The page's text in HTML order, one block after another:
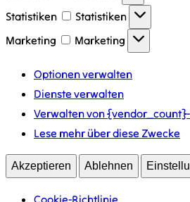
Statistiken
Statistiken
Marketing
Marketing
Optionen verwalten
Dienste verwalten
Verwalten von
Lese mehr über diese Zwecke
Akzeptieren Ablehnen
Cookie-Richtlinie